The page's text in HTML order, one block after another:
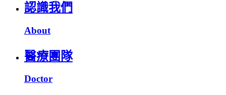
認識我們
About
醫療團隊
Doctor